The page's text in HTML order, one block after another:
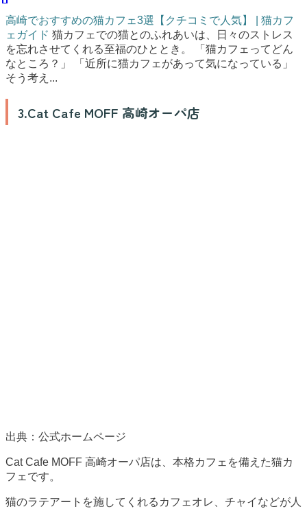
高崎でおすすめの猫カフェ3選【クチコミで人気】 | 猫カフ
ェガイド 猫カフェでの猫とのふれあいは、日々のストレス
を忘れさせてくれる至福のひととき。 「猫カフェってどん
なところ？」 「近所に猫カフェがあって気になっている」
そう考え...
3.Cat Cafe MOFF 高崎オーパ店
出典：公式ホームページ
Cat Cafe MOFF 高崎オーパ店は、本格カフェを備えた猫カ
フェです。
猫のラテアートを施してくれるカフェオレ、チャイなどが人